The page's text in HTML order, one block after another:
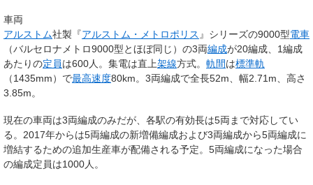
車両
アルストム社製『アルストム・メトロポリス 』シリーズの9000型電車
（バルセロナメトロ9000型とほぼ同じ）の3両編成が20編成、1編成
あたりの定員は600人。集電は直上架線方式。 軌間は標準軌
（1435mm）で最高速度80km。3両編成で全長52m、幅2.71m、高さ
3.85m。
現在の車両は3両編成のみだが、各駅の有効長は5両まで対応してい
る。2017年からは5両編成の新増備編成および3両編成から5両編成に
増結するための追加生産車が配備される予定。5両編成になった場合
の編成定員は1000人。